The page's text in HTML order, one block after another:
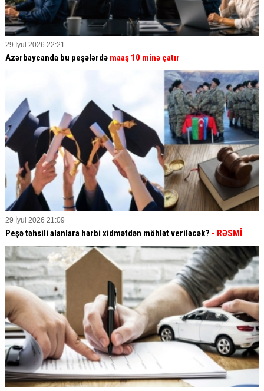
29 İyul 2026 22:21
Azərbaycanda bu peşələrdə maaş 10 minə çatır
29 İyul 2026 21:09
Peşə təhsili alanlara hərbi xidmətdən möhlət veriləcək? - RƏSMİ